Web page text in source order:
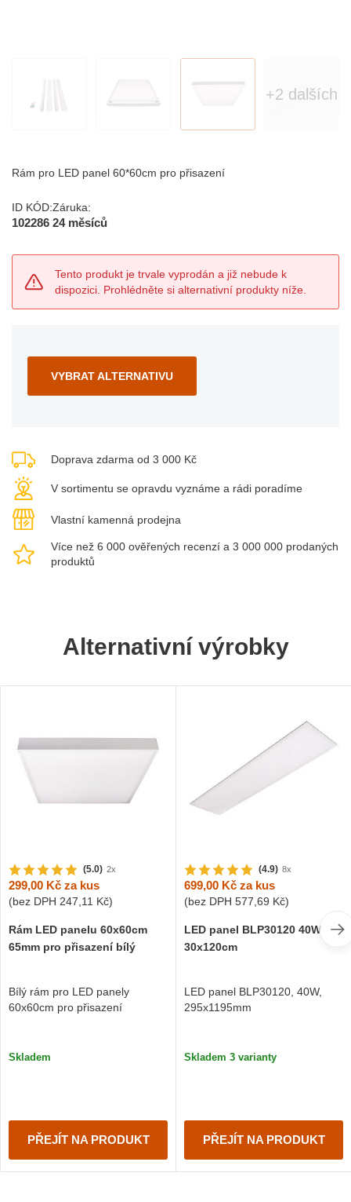
+2 dalších
Rám pro LED panel 60*60cm pro přisazení
ID KÓD:
102286
Záruka:
24 měsíců
Tento produkt je trvale vyprodán a již nebude k
dispozici. Prohlédněte si alternativní produkty níže.
VYBRAT ALTERNATIVU
Doprava zdarma od 3 000 Kč
V sortimentu se opravdu vyznáme a rádi poradíme
Vlastní kamenná prodejna
Více než 6 000 ověřených recenzí a 3 000 000 prodaných
produktů
Alternativní výrobky
(5.0) 2x
299,00 Kč za kus
(bez DPH 247,11 Kč)
Rám LED panelu 60x60cm
65mm pro přisazení bílý
Bílý rám pro LED panely
60x60cm pro přisazení
Skladem
PŘEJÍT NA PRODUKT
(4.9) 8x
699,00 Kč za kus
(bez DPH 577,69 Kč)
LED panel BLP30120 40W
30x120cm
LED panel BLP30120, 40W,
295x1195mm
Skladem 3 varianty
PŘEJÍT NA PRODUKT